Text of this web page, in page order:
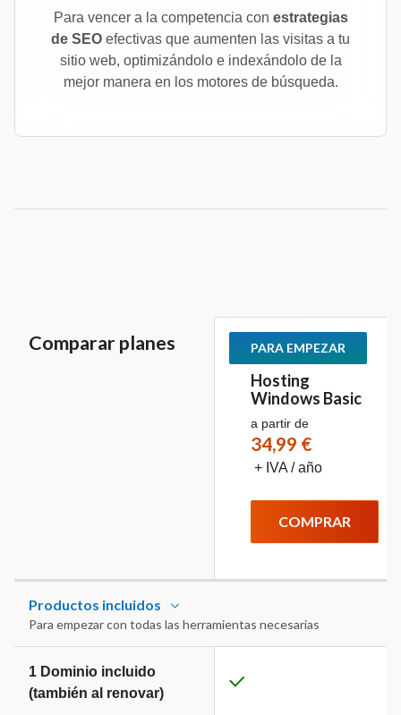
Para vencer a la competencia con estrategias
de SEO efectivas que aumenten las visitas a tu
sitio web, optimizándolo e indexándolo de la
mejor manera en los motores de búsqueda.
Comparar planes PARA EMPEZAR
Hosting
Windows Basic
a partir de
34,99 €
+ IVA / año
COMPRAR
Productos incluidos
Para empezar con todas las herramientas necesarias
1 Dominio incluido
(también al renovar)